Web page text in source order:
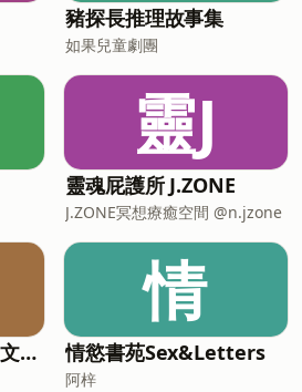
豬探長推理故事集
如果兒童劇團
靈J
靈魂屁護所 J.ZONE
J.ZONE冥想療癒空間 @n.jzone
尼我喝牛奶：你的次文化指南
情
情慾書苑Sex&Letters
阿梓